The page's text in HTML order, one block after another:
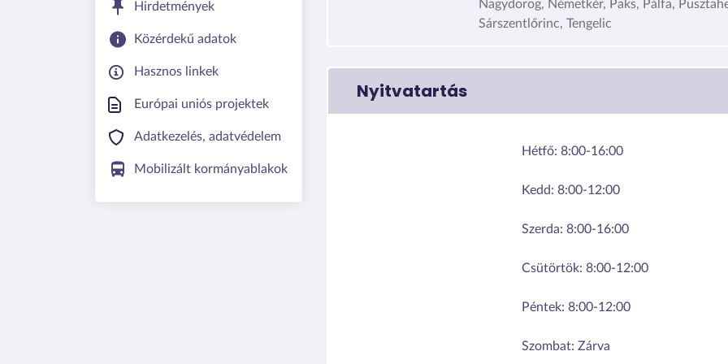
Hirdetmények
Közérdekű adatok
Hasznos linkek
Európai uniós projektek
Adatkezelés, adatvédelem
Mobilizált kormányablakok
Nagydorog, Németkér, Paks, Pálfa,
Sárszentlőrinc, Tengelic
Nyitvatartás
Hétfő: 8:00-16:00
Kedd: 8:00-12:00
Szerda: 8:00-16:00
Csütörtök: 8:00-12:00
Péntek: 8:00-12:00
Szombat: Zárva